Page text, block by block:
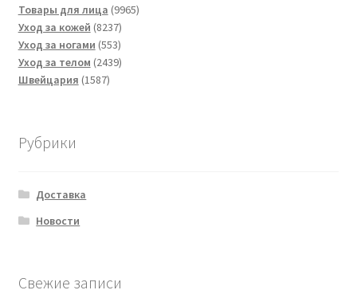
товаров
Товары для лица 99659965
Уход за кожей 82378237
товаров
Уход за ногами 553553
товара
Уход за телом 24392439
Швейцария 15871587
Рубрики
Доставка
Новости
Свежие записи